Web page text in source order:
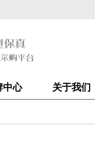
订
中心 关于我们